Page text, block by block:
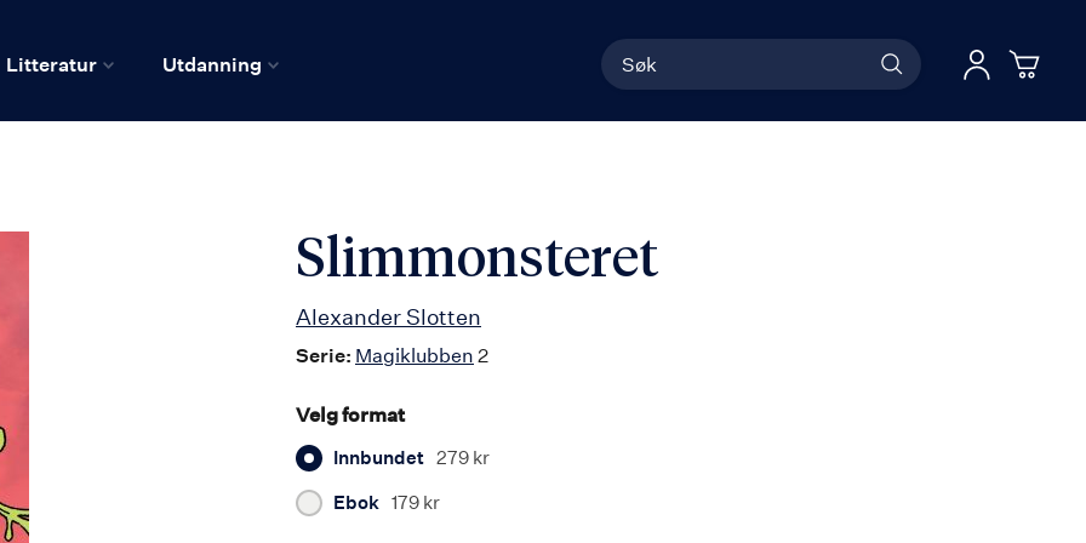
Litteratur Utdanning
Søk Logg
Slimmonsteret
Alexander Slotten
Serie: Magiklubben 2
Velg format
Innbundet 279 kr
Ebok 179 kr